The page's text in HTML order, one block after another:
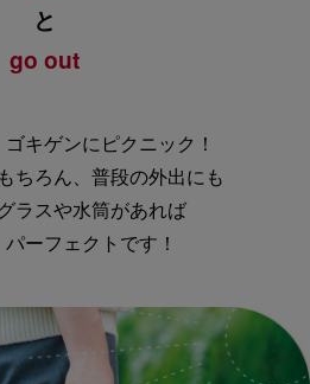
と
go out
キゲンにピクニック！
ちろん、普段の外出にも
ラスや水筒があれば
ーフェクトです！